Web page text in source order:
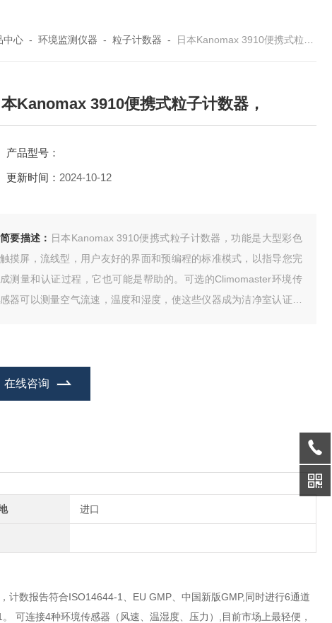
中心- 环境监测仪器 - 粒子计数器 - 日本Kanomax 3910便携式粒子计数器，
本Kanomax 3910便携式粒子计数器，
产品型号：
更新时间： 2024-10-12
简要描述： 日本Kanomax 3910便携式粒子计数器，功能是大型彩色
触摸屏，流线型，用户友好的界面和预编程的标准模式，以指导您完
成测量和认证过程，它也可能是帮助的。可选的Climomaster环境传
感器可以测量空气流速，温度和湿度，使这些仪器成为洁净室认证的
在线咨询
进口
数报告符合ISO14644-1、EU GMP、中国新版GMP,同时进行6通道
可连接4种环境传感器（风速、温湿度、压力）,目前市场上最轻便，